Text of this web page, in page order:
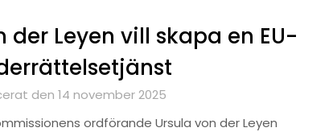
der Leyen vill skapa en EU-
den 14 november 2025
ordförande Ursula von der Leyen